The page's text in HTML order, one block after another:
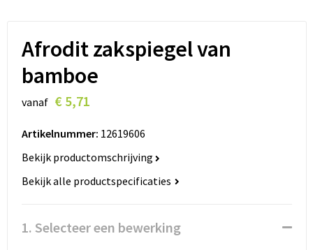
Lokale producten
Miniboxen
Momenten
Persoonlijke verzorging
Ondergoed, Sokken en Nachtkleding
Afrodit zakspiegel van
bamboe
vanaf € 5,71
Artikelnummer: 12619606
Bekijk productomschrijving
Bekijk alle productspecificaties
1. Selecteer een bewerking